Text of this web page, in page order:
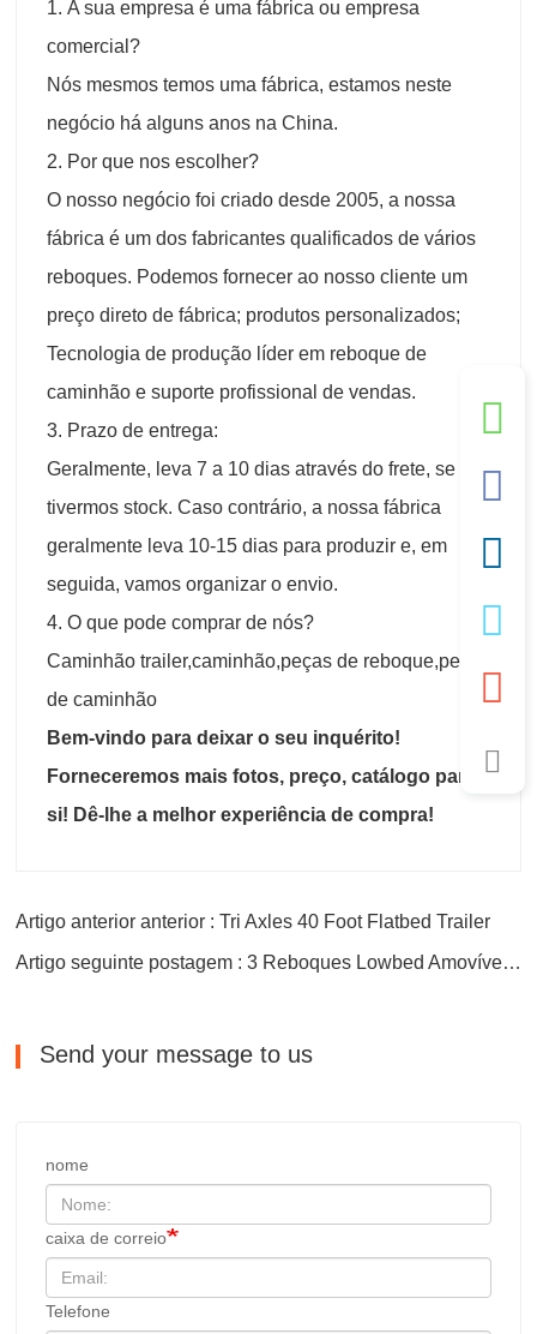
1. A sua empresa é uma fábrica ou empresa
comercial?
Nós mesmos temos uma fábrica, estamos neste
negócio há alguns anos na China.
2. Por que nos escolher?
O nosso negócio foi criado desde 2005, a nossa
fábrica é um dos fabricantes qualificados de vários
reboques. Podemos fornecer ao nosso cliente um
preço direto de fábrica; produtos personalizados;
Tecnologia de produção líder em reboque de
caminhão e suporte profissional de vendas.
3. Prazo de entrega:
Geralmente, leva 7 a 10 dias através do frete, se
tivermos stock. Caso contrário, a nossa fábrica
geralmente leva 10-15 dias para produzir e, em
seguida, vamos organizar o envio.
4. O que pode comprar de nós?
Caminhão trailer,caminhão,peças de reboque,peças
de caminhão
Bem-vindo para deixar o seu inquérito!
Forneceremos mais fotos, preço, catálogo para
si! Dê-lhe a melhor experiência de compra!
Artigo anterior anterior : Tri Axles 40 Foot Flatbed Trailer
Artigo seguinte postagem : 3 Reboques Lowbed Amovíveis Axles
Send your message to us
nome
caixa de correio
Telefone